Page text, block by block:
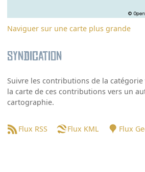
Naviguer sur une carte plus grande
Syndication
Suivre les contributions de la catégorie
la carte de ces contributions vers un
cartographie.
Flux RSS Flux KML Flux